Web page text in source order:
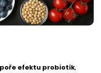
efektu probiotik,